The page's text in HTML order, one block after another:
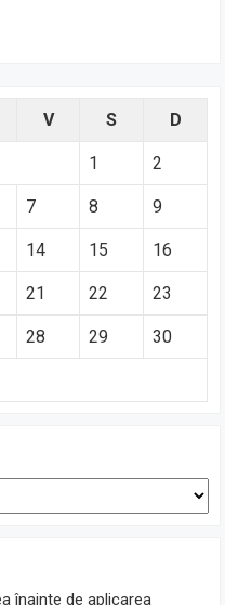
V S D
1 2
7 8 9
14 15 16
21 22 23
28 29 30
înainte de aplicarea